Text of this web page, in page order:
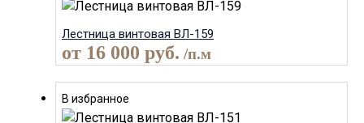
Лестница винтовая ВЛ-159
от 16 000 руб. /п.м
В избранное